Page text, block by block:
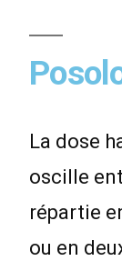
La dose
oscille
répartie
ou en